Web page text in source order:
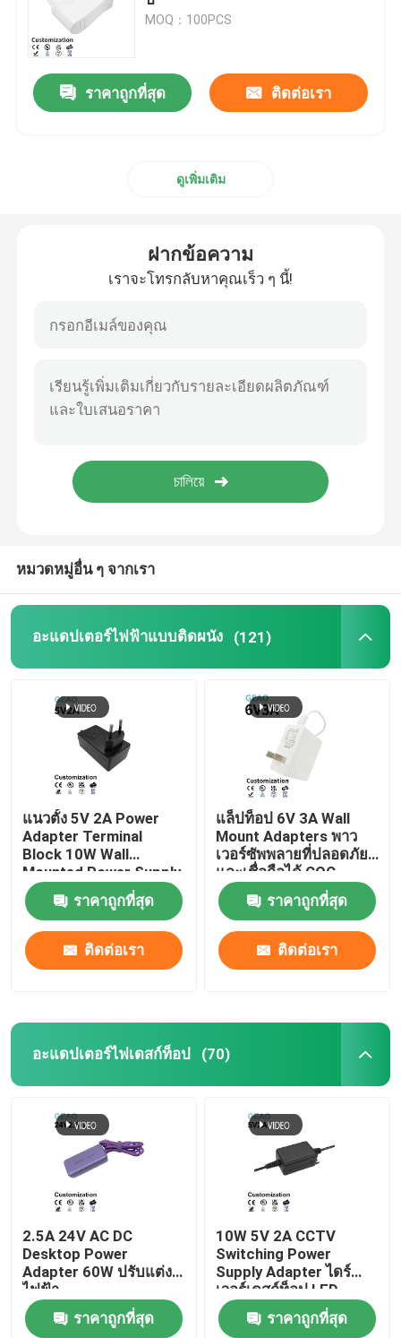
อะแดปเตอร์แปลงไฟ
GaN เครื่องชาร์จเร็ว
แหล่งจ่ายไฟสลับโหมด
อะแดปเตอร์ไฟ ac
MOQ：100PCS
ราคาถูกที่สุด ติดต่อเรา
ดูเพิ่มเติม
ฝากข้อความ
เราจะโทรกลับหาคุณเร็ว ๆ นี้!
หมวดหมู่อื่น ๆ จากเรา
อะแดปเตอร์ไฟฟ้าแบบติดผนัง (121)
แนวตั้ง 5V 2A Power
Adapter Terminal
Block 10W Wall
Mounted Power Supply
ราคาถูกที่สุด
ติดต่อเรา
แล็ปท็อป 6V 3A Wall
Mount Adapters พาว
เวอร์ซัพพลายที่ปลอดภัย
และเชื่อถือได้ CQC
ราคาถูกที่สุด
ติดต่อเรา
อะแดปเตอร์ไฟเดสก์ท็อป (70)
2.5A 24V AC DC
Desktop Power
Adapter 60W ปรับแต่ง
ไฟฟ้า
ราคาถูกที่สุด
10W 5V 2A CCTV
Switching Power
Supply Adapter ไดร์
เวอร์เดสก์ท็อป LED
ราคาถูกที่สุด